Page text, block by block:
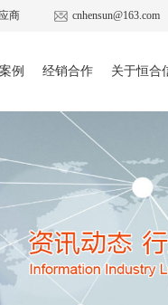
商 cnhensun@163.com
例 经销合作 关于恒合